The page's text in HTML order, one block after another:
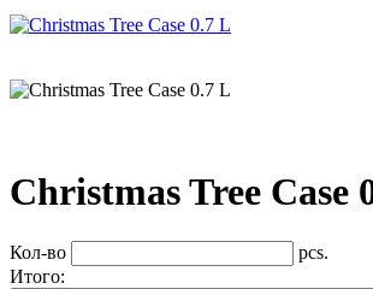
Christmas Tree Case
Кол-во
pcs.
Итого: